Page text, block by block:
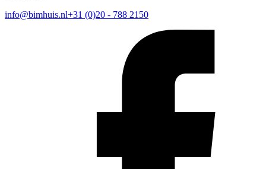
info@bimhuis.nl+31 (0)20 - 788 2150